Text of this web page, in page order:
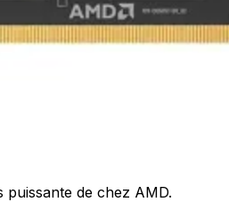
puissante de chez AMD.